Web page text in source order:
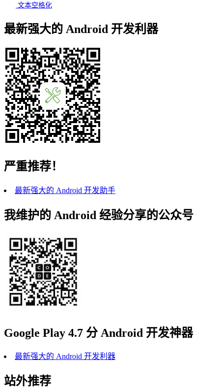
文本空格化
最新强大的 Android 开发利器
严重推荐！
最新强大的 Android 开发助手
我维护的 Android 经验分享的公众号
Google Play 4.7 分 Android 开发神器
最新强大的 Android 开发利器
站外推荐